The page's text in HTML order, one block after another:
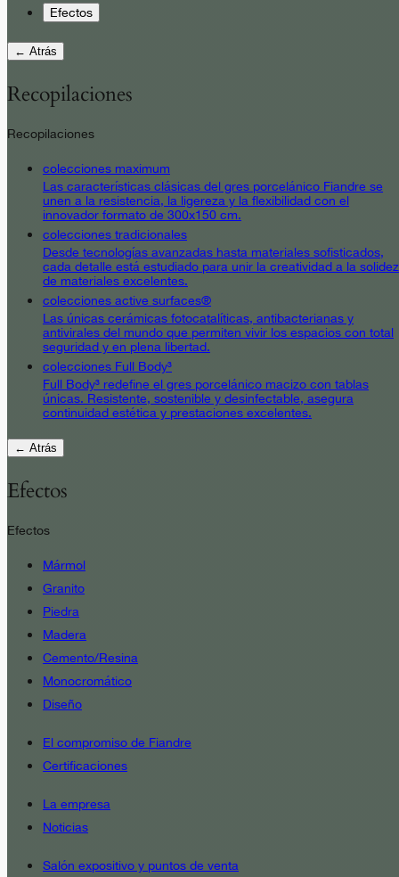
Efectos
← Atrás
Recopilaciones
Recopilaciones
colecciones maximum
Las características clásicas del gres porcelánico Fiandre se
unen a la resistencia, la ligereza y la flexibilidad con el
innovador formato de 300x150 cm.
colecciones tradicionales
Desde tecnologías avanzadas hasta materiales sofisticados,
cada detalle está estudiado para unir la creatividad a la solidez
de materiales excelentes.
colecciones active surfaces®
Las únicas cerámicas fotocatalíticas, antibacterianas y
antivirales del mundo que permiten vivir los espacios con total
seguridad y en plena libertad.
colecciones Full Body³
Full Body³ redefine el gres porcelánico macizo con tablas
únicas. Resistente, sostenible y desinfectable, asegura
continuidad estética y prestaciones excelentes.
← Atrás
Efectos
Efectos
Mármol
Granito
Piedra
Madera
Cemento/Resina
Monocromático
Diseño
El compromiso de Fiandre
Certificaciones
La empresa
Noticias
Salón expositivo y puntos de venta